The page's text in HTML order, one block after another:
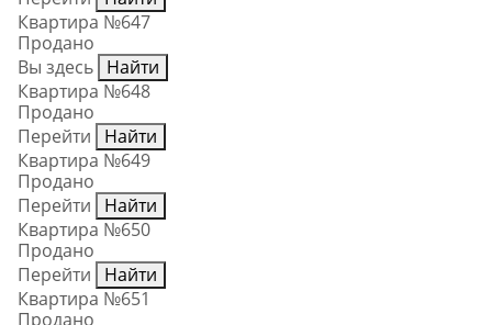
Квартира №647
Продано
Вы здесь Найти
Квартира №648
Продано
Перейти
Найти
Квартира №649
Продано
Перейти
Найти
Квартира №650
Продано
Перейти
Найти
Квартира №651
Продано